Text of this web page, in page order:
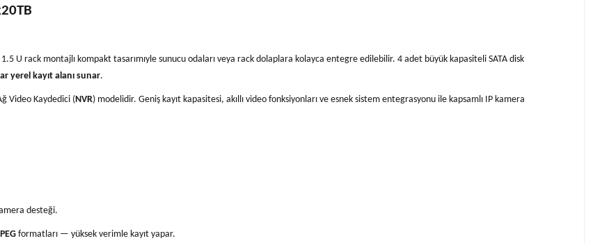
U rack montajlı kompakt tasarımıyle sunucu odaları veya rack dolaplara kolayca entegre edilebilir. 4 adet büyük kapasiteli SATA disk
yerel kayıt alanı sunar.
Video Kaydedici (NVR) modelidir. Geniş kayıt kapasitesi, akıllı video fonksiyonları ve esnek sistem entegrasyonu ile kapsamlı IP kamera
desteği.
formatları — yüksek verimle kayıt yapar.